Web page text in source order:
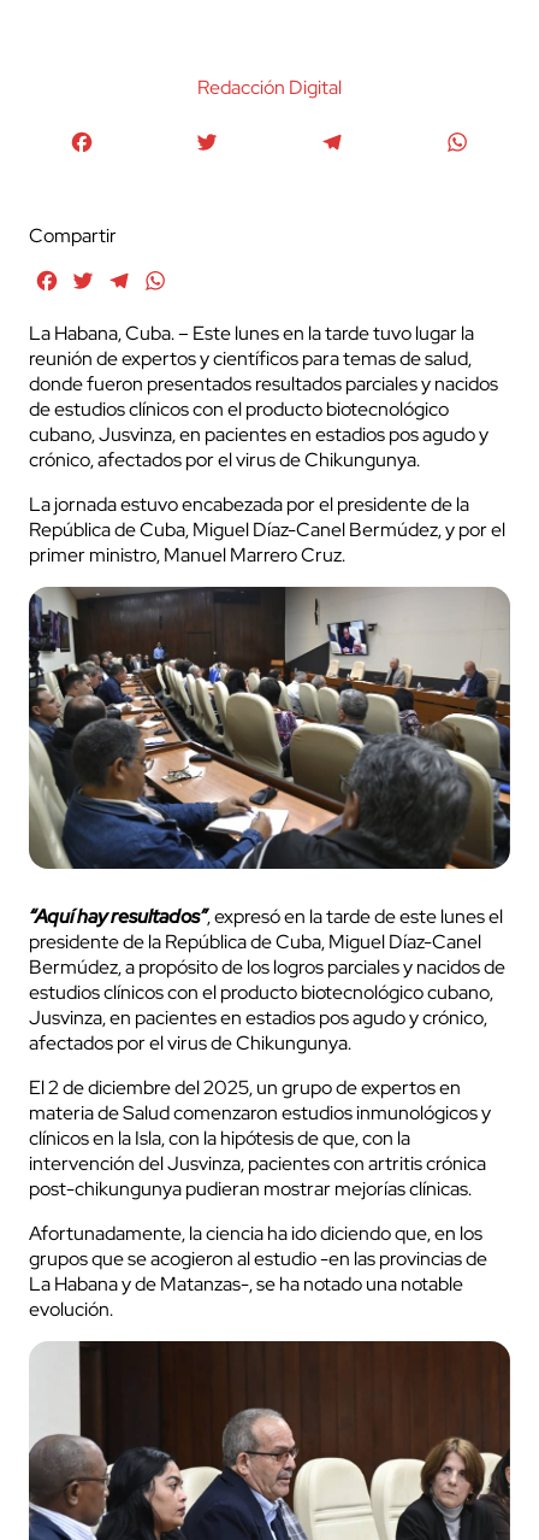
Redacción Digital
Compartir
FacebookTwitterTelegram
La Habana, Cuba. – Este lunes en la tarde tuvo lugar la
reunión de expertos y científicos para temas de salud,
donde fueron presentados resultados parciales y nacidos
de estudios clínicos con el producto biotecnológico
cubano, Jusvinza, en pacientes en estadios pos agudo y
crónico, afectados por el virus de Chikungunya.
La jornada estuvo encabezada por el presidente de la
República de Cuba, Miguel Díaz-Canel Bermúdez, y por el
primer ministro, Manuel Marrero Cruz.
“Aquí hay resultados”, expresó en la tarde de este lunes el
presidente de la República de Cuba, Miguel Díaz-Canel
Bermúdez, a propósito de los logros parciales y nacidos de
estudios clínicos con el producto biotecnológico cubano,
Jusvinza, en pacientes en estadios pos agudo y crónico,
afectados por el virus de Chikungunya.
El 2 de diciembre del 2025, un grupo de expertos en
materia de Salud comenzaron estudios inmunológicos y
clínicos en la Isla, con la hipótesis de que, con la
intervención del Jusvinza, pacientes con artritis crónica
post-chikungunya pudieran mostrar mejorías clínicas.
Afortunadamente, la ciencia ha ido diciendo que, en los
grupos que se acogieron al estudio -en las provincias de
La Habana y de Matanzas-, se ha notado una notable
evolución.